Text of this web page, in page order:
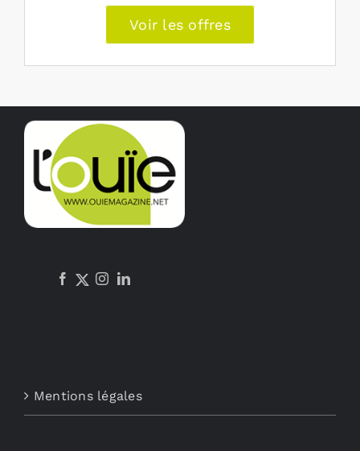
Voir les offres
Mentions légales